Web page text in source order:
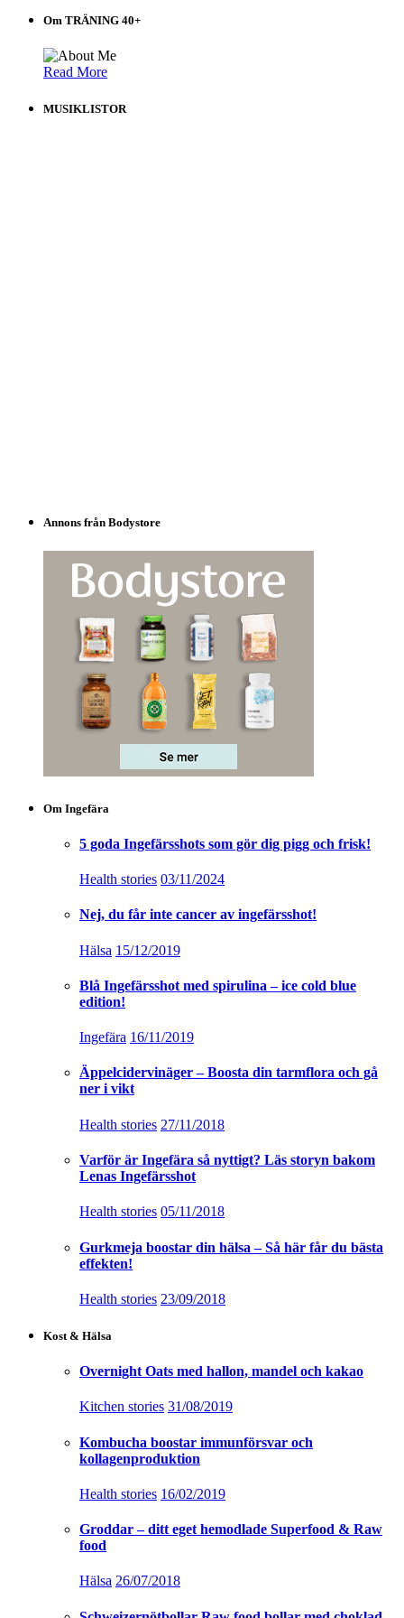
Om TRÄNING 40+
Read More
MUSIKLISTOR
Annons från Bodystore
Om Ingefära
5 goda Ingefärsshots som gör dig pigg och frisk!
Health stories 03/11/2024
Nej, du får inte cancer av ingefärsshot!
Hälsa 15/12/2019
Blå Ingefärsshot med spirulina – ice cold blue
edition!
Ingefära 16/11/2019
Äppelcidervinäger – Boosta din tarmflora och gå
ner i vikt
Health stories 27/11/2018
Varför är Ingefära så nyttigt? Läs storyn bakom
Lenas Ingefärsshot
Health stories 05/11/2018
Gurkmeja boostar din hälsa – Så här får du bästa
effekten!
Health stories 23/09/2018
Kost & Hälsa
Overnight Oats med hallon, mandel och kakao
Kitchen stories 31/08/2019
Kombucha boostar immunförsvar och
kollagenproduktion
Health stories 16/02/2019
Groddar – ditt eget hemodlade Superfood & Raw
food
Hälsa 26/07/2018